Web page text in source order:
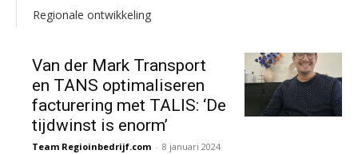
Regionale ontwikkeling
Van der Mark Transport
en TANS optimaliseren
facturering met TALIS: ‘De
tijdwinst is enorm’
Team Regioinbedrijf.com - 8 januari 2024